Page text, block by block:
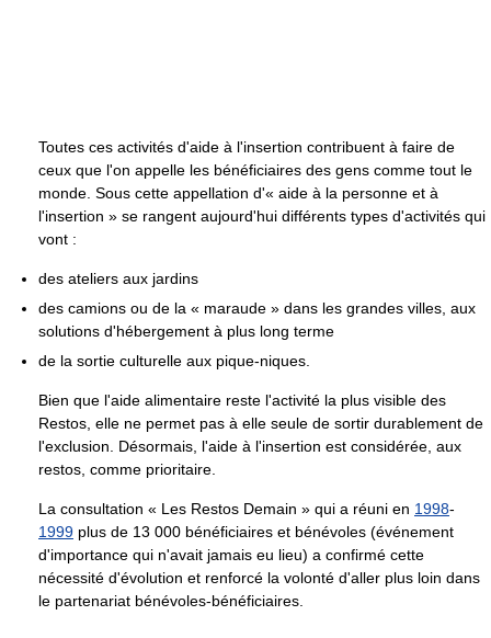
Toutes ces activités d'aide à l'insertion contribuent à faire de
ceux que l'on appelle les bénéficiaires des gens comme tout le
monde. Sous cette appellation d'« aide à la personne et à
l'insertion » se rangent aujourd'hui différents types d'activités qui
vont :
des ateliers aux jardins
des camions ou de la « maraude » dans les grandes villes, aux
solutions d'hébergement à plus long terme
de la sortie culturelle aux pique-niques.
Bien que l'aide alimentaire reste l'activité la plus visible des
Restos, elle ne permet pas à elle seule de sortir durablement de
l'exclusion. Désormais, l'aide à l'insertion est considérée, aux
restos, comme prioritaire.
La consultation « Les Restos Demain » qui a réuni en 1998-
1999 plus de 13 000 bénéficiaires et bénévoles (événement
d'importance qui n'avait jamais eu lieu) a confirmé cette
nécessité d'évolution et renforcé la volonté d'aller plus loin dans
le partenariat bénévoles-bénéficiaires.